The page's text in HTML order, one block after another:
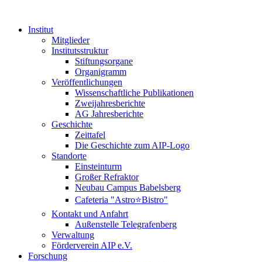
Institut
Mitglieder
Institutsstruktur
Stiftungsorgane
Organigramm
Veröffentlichungen
Wissenschaftliche Publikationen
Zweijahresberichte
AG Jahresberichte
Geschichte
Zeittafel
Die Geschichte zum AIP-Logo
Standorte
Einsteinturm
Großer Refraktor
Neubau Campus Babelsberg
Cafeteria "Astro⭐Bistro"
Kontakt und Anfahrt
Außenstelle Telegrafenberg
Verwaltung
Förderverein AIP e.V.
Forschung